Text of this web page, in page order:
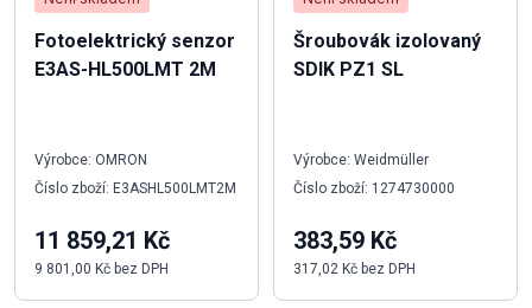
Fotoelektrický senzor
E3AS-HL500LMT 2M
Výrobce: OMRON
Číslo zboží: E3ASHL500LMT2M
11 859,21 Kč
9 801,00 Kč bez DPH
Šroubovák izolovaný
SDIK PZ1 SL
Výrobce: Weidmüller
Číslo zboží: 1274730000
383,59 Kč
317,02 Kč bez DPH